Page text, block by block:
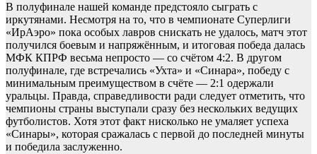
В полуфинале нашей команде предстояло сыграть с
иркутянами. Несмотря на то, что в чемпионате Суперлиги
«ИрАэро» пока особых лавров снискать не удалось, матч этот
получился боевым и напряжённым, и итоговая победа далась
МФК КПРФ весьма непросто — со счётом 4:2. В другом
полуфинале, где встречались «Ухта» и «Синара», победу с
минимальным преимуществом в счёте — 2:1 одержали
уральцы. Правда, справедливости ради следует отметить, что
чемпионы страны выступали сразу без нескольких ведущих
футболистов. Хотя этот факт нисколько не умаляет успеха
«Синары», которая сражалась с первой до последней минуты
и победила заслуженно.